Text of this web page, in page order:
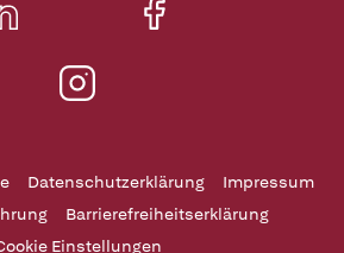
Datenschutzerklärung
Impressum
Barrierefreiheitserklärung
Einstellungen